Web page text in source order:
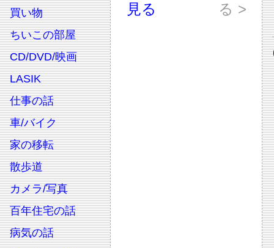
買い物
ちいこの部屋
CD/DVD/映画
LASIK
仕事の話
車/バイク
家の移転
散歩道
カメラ/写真
百年住宅の話
病気の話
見る
る >